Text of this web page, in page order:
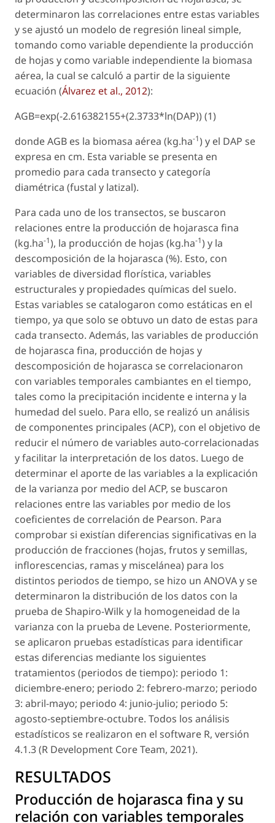
determinaron las correlaciones entre estas variables
y se ajustó un modelo de regresión lineal simple,
tomando como variable dependiente la producción
de hojas y como variable independiente la biomasa
aérea, la cual se calculó a partir de la siguiente
ecuación (Álvarez et al., 2012):
AGB=exp(-2.616382155+(2.3733*ln(DAP)) (1)
donde AGB es la biomasa aérea (kg.ha-1) y el DAP se
expresa en cm. Esta variable se presenta en
promedio para cada transecto y categoría
diamétrica (fustal y latizal).
Para cada uno de los transectos, se buscaron
relaciones entre la producción de hojarasca fina
(kg.ha-1), la producción de hojas (kg.ha-1) y la
descomposición de la hojarasca (%). Esto, con
variables de diversidad florística, variables
estructurales y propiedades químicas del suelo.
Estas variables se catalogaron como estáticas en el
tiempo, ya que solo se obtuvo un dato de estas para
cada transecto. Además, las variables de producción
de hojarasca fina, producción de hojas y
descomposición de hojarasca se correlacionaron
con variables temporales cambiantes en el tiempo,
tales como la precipitación incidente e interna y la
humedad del suelo. Para ello, se realizó un análisis
de componentes principales (ACP), con el objetivo de
reducir el número de variables auto-correlacionadas
y facilitar la interpretación de los datos. Luego de
determinar el aporte de las variables a la explicación
de la varianza por medio del ACP, se buscaron
relaciones entre las variables por medio de los
coeficientes de correlación de Pearson. Para
comprobar si existían diferencias significativas en la
producción de fracciones (hojas, frutos y semillas,
inflorescencias, ramas y miscelánea) para los
distintos periodos de tiempo, se hizo un ANOVA y se
determinaron la distribución de los datos con la
prueba de Shapiro-Wilk y la homogeneidad de la
varianza con la prueba de Levene. Posteriormente,
se aplicaron pruebas estadísticas para identificar
estas diferencias mediante los siguientes
tratamientos (periodos de tiempo): periodo 1:
diciembre-enero; periodo 2: febrero-marzo; periodo
3: abril-mayo; periodo 4: junio-julio; periodo 5:
agosto-septiembre-octubre. Todos los análisis
estadísticos se realizaron en el software R, versión
4.1.3 (R Development Core Team, 2021).
RESULTADOS
Producción de hojarasca fina y su
relación con variables temporales